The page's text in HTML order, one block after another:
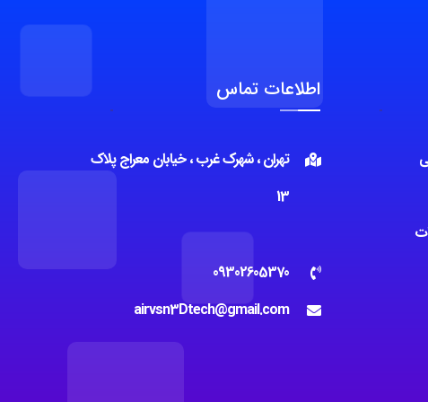
اطلاعات تماس
تهران ، شهرک غرب ، خیابان معراج پلاک
13
09302605370
airvsn3Dtech@gmail.com